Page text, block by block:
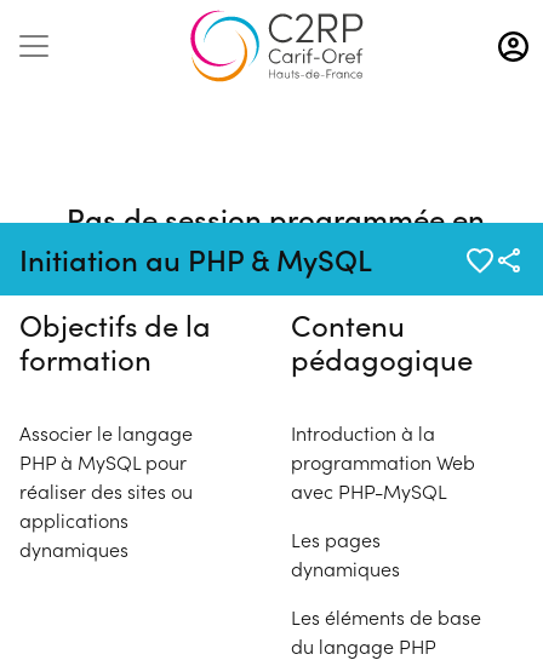
Aller
au
contenu
Initiation au PHP & MySQL
Pas de session programmée en
ce moment
Objectifs de la
formation
Associer le langage
PHP à MySQL pour
réaliser des sites ou
applications
dynamiques
Contenu
pédagogique
Introduction à la
programmation Web
avec PHP-MySQL
Les pages
dynamiques
Les éléments de base
du langage PHP